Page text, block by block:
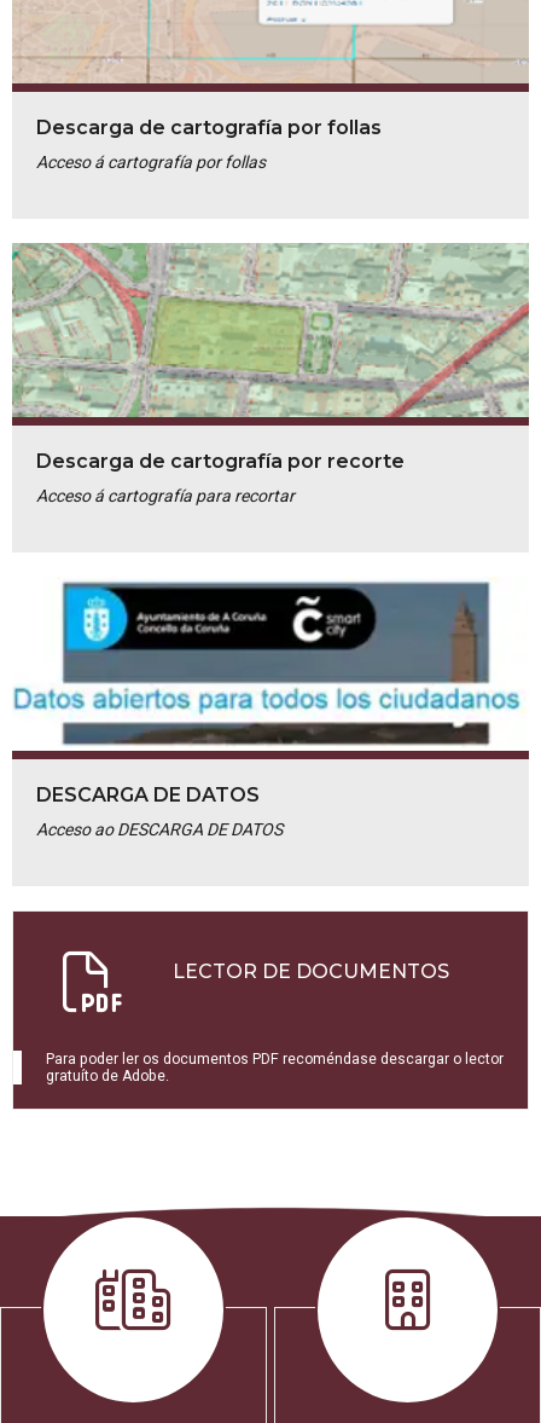
Descarga de cartografía por follas
Acceso á cartografía por follas
Descarga de cartografía por recorte
Acceso á cartografía para recortar
DESCARGA DE DATOS
Acceso ao DESCARGA DE DATOS
LECTOR DE DOCUMENTOS
Para poder ler os documentos PDF recoméndase descargar o lector
gratuíto de Adobe.